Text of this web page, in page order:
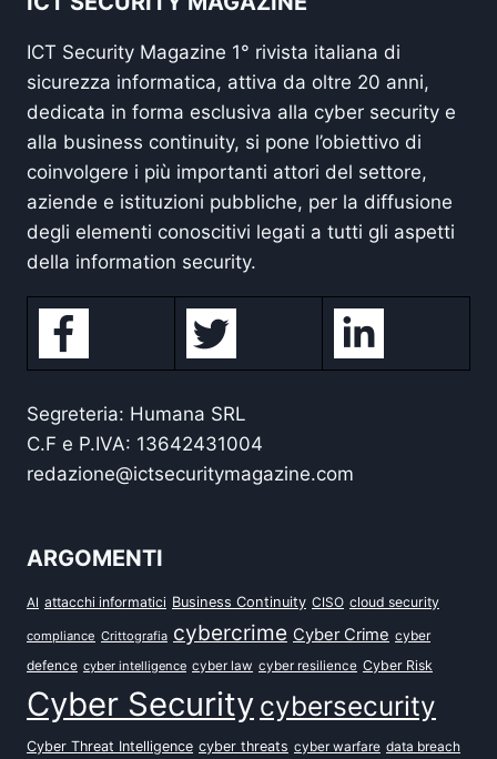
ICT Security Magazine 1° rivista italiana di
sicurezza informatica, attiva da oltre 20 anni,
dedicata in forma esclusiva alla cyber security e
alla business continuity, si pone l’obiettivo di
coinvolgere i più importanti attori del settore,
aziende e istituzioni pubbliche, per la diffusione
degli elementi conoscitivi legati a tutti gli aspetti
della information security.
Segreteria: Humana SRL
C.F e P.IVA: 13642431004
redazione@ictsecuritymagazine.com
ARGOMENTI
AI attacchi informatici Business Continuity CISO cloud security
compliance Crittografia cybercrime Cyber Crime cyber
defence cyber intelligence cyber law cyber resilience Cyber Risk
Cyber Security cybersecurity
Cyber Threat Intelligence cyber threats cyber warfare data breach